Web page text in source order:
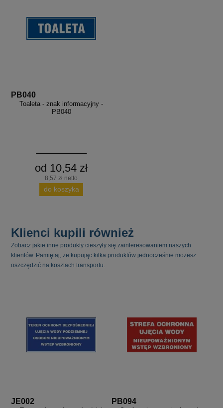
PB040
Toaleta - znak informacyjny -
PB040
od 10,54 zł
8,57 zł netto
do koszyka
Klienci kupili również
Zobacz jakie inne produkty cieszyły się zainteresowaniem naszych
klientów. Pamiętaj, że kupując kilka produktów jednocześnie możesz
oszczędzić na kosztach transportu.
JE002 PB094